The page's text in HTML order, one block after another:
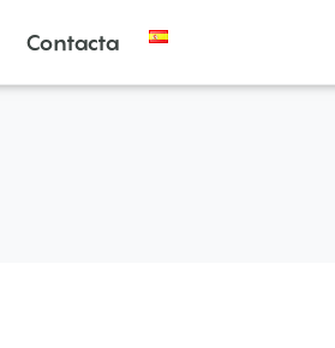
Contacta